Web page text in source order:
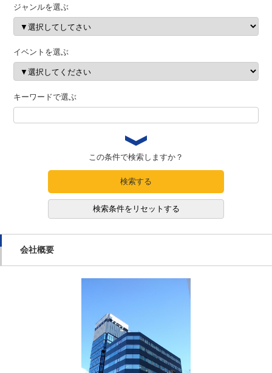
ジャンルを選ぶ
イベントを選ぶ
キーワードで選ぶ
この条件で検索しますか？
検索する
検索条件をリセットする
会社概要